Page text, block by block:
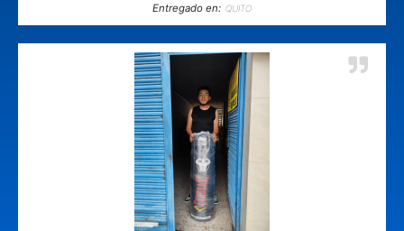
Entregado en: QUITO